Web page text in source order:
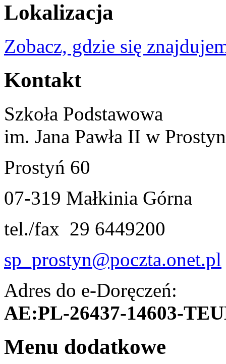
Lokalizacja
Zobacz, gdzie się
Kontakt
Szkoła Podstawowa
im. Jana Pawła II w
Prostyń 60
07-319 Małkinia Górna
tel./fax 29 6449200
sp_prostyn@poczta.onet.pl
Adres do e-Doręczeń:
AE:PL-26437-14603-
Menu dodatkowe